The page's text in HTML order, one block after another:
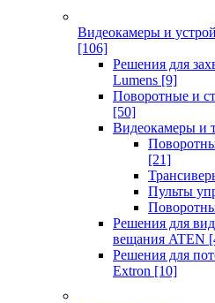
Видеокамеры и
[106]
Решения для
Lumens [9]
Поворотные и
[50]
Видеокамеры и
[21]
Пульты
Решения для
вещания ATEN
Решения для
Extron [10]